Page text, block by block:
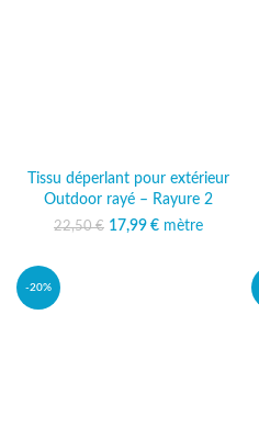
Tissu déperlant pour extérieur
Outdoor rayé – Rayure 2
22,50€ Le prix initial était :
17,99 €
Le prix
mètre
-20%